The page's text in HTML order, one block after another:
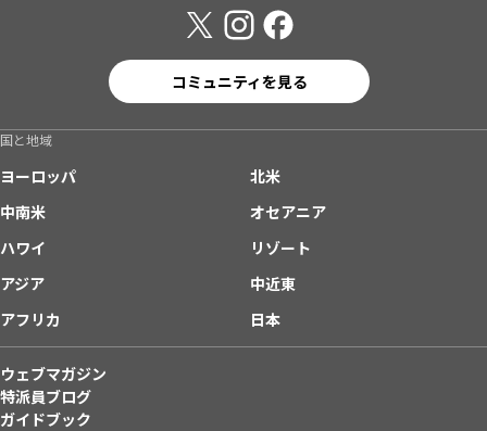
コミュニティを見る
国と地域
ヨーロッパ
北米
中南米
オセアニア
ハワイ
リゾート
アジア
中近東
アフリカ
日本
ウェブマガジン
特派員ブログ
ガイドブック